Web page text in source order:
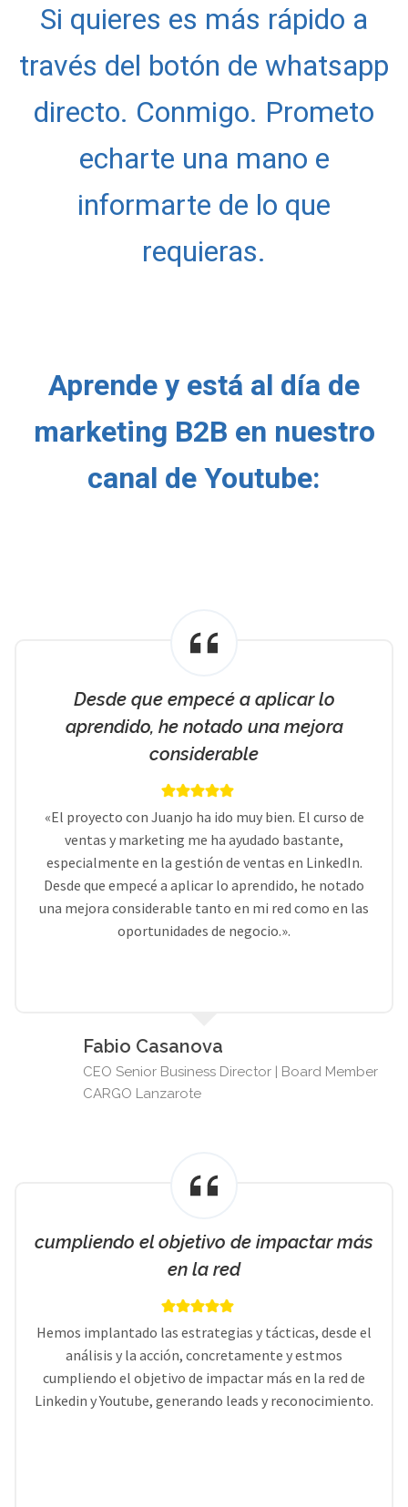
Si quieres es más rápido a
través del botón de whatsapp
directo. Conmigo. Prometo
echarte una mano e
informarte de lo que
requieras.
Aprende y está al día de
marketing B2B en nuestro
canal de Youtube:
Desde que empecé a aplicar lo
aprendido, he notado una mejora
considerable
«El proyecto con Juanjo ha ido muy bien. El curso de
ventas y marketing me ha ayudado bastante,
especialmente en la gestión de ventas en LinkedIn.
Desde que empecé a aplicar lo aprendido, he notado
una mejora considerable tanto en mi red como en las
oportunidades de negocio.».
Fabio Casanova
CEO Senior Business Director | Board Member
CARGO Lanzarote
cumpliendo el objetivo de impactar más
en la red
Hemos implantado las estrategias y tácticas, desde el
análisis y la acción, concretamente y estmos
cumpliendo el objetivo de impactar más en la red de
Linkedin y Youtube, generando leads y reconocimiento.